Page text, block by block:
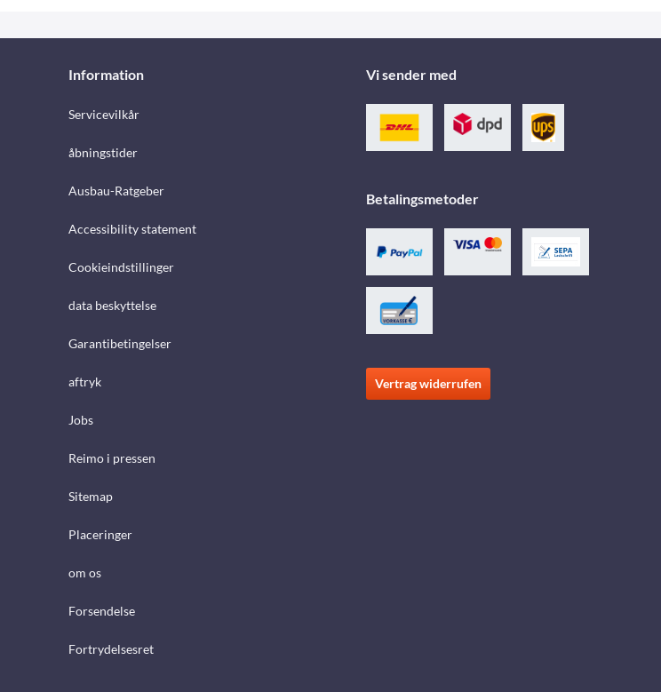
Information
Servicevilkår
åbningstider
Ausbau-Ratgeber
Accessibility statement
Cookieindstillinger
data beskyttelse
Garantibetingelser
aftryk
Jobs
Reimo i pressen
Sitemap
Placeringer
om os
Forsendelse
Fortrydelsesret
Vi sender med
Betalingsmetoder
Vertrag widerrufen